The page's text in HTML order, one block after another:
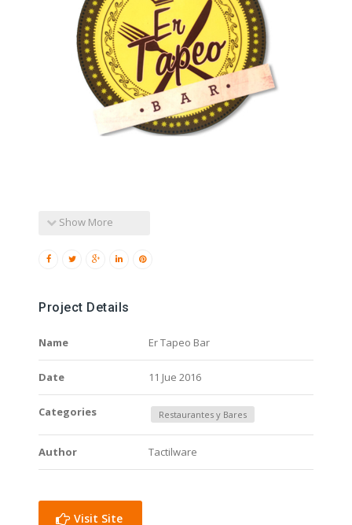
Show More
Project Details
Name Er Tapeo Bar
Date 11 Jue 2016
Categories Restaurantes y Bares
Author Tactilware
Visit Site